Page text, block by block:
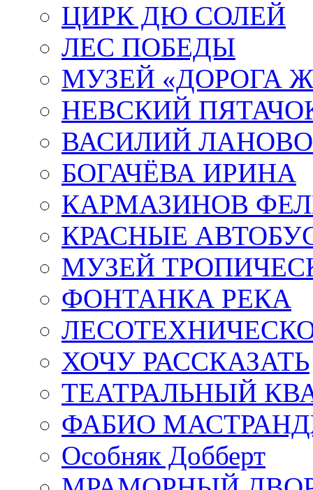
ЦИРК ДЮ СОЛЕЙ
ЛЕС ПОБЕДЫ
МУЗЕЙ «ДОРОГА
НЕВСКИЙ
ВАСИЛИЙ
БОГАЧЁВА ИРИНА
КАРМАЗИНОВ
КРАСНЫЕ
МУЗЕЙ
ФОНТАНКА РЕКА
ХОЧУ РАССКАЗАТЬ
ТЕАТРАЛЬНЫЙ
ФАБИО
Особняк Добберт